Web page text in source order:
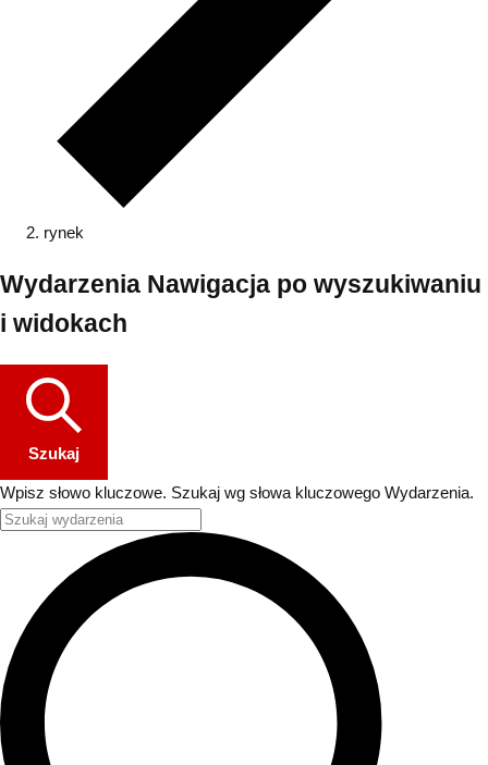
rynek
Wydarzenia Nawigacja po wyszukiwaniu
i widokach
Szukaj
Wpisz słowo kluczowe. Szukaj wg słowa kluczowego Wydarzenia.